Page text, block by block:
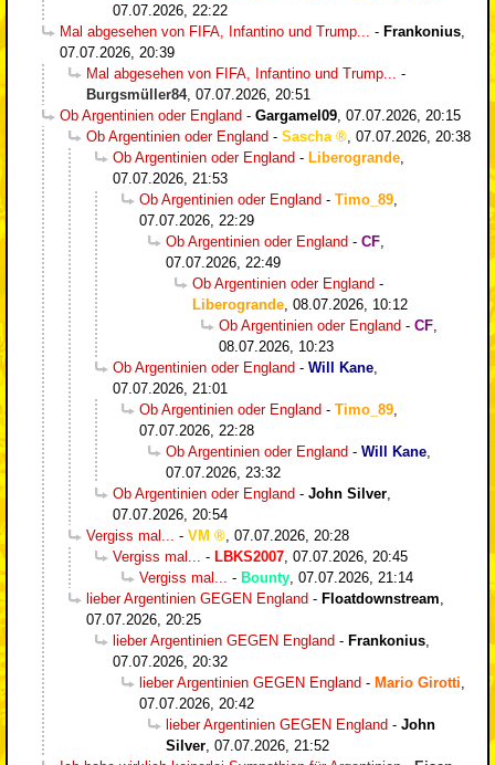
07.07.2026, 22:22
Mal abgesehen von FIFA, Infantino und Trump...
- Frankonius
07.07.2026, 20:39
Mal abgesehen von FIFA, Infantino und Trump...
-
Burgsmüller84, 07.07.2026, 20:51
Ob Argentinien oder England - Gargamel09 07.07.2026, 20:15
Ob Argentinien oder England - Sascha
07.07.2026, 20:38
Ob Argentinien oder England - Liberogrande
07.07.2026, 21:53
Ob Argentinien oder England - Timo_89
07.07.2026, 22:29
Ob Argentinien oder England - CF
07.07.2026, 22:49
Ob Argentinien oder England -
Liberogrande 08.07.2026, 10:12
Ob Argentinien oder England - CF
08.07.2026, 10:23
Ob Argentinien oder England - Will Kane
07.07.2026, 21:01
Ob Argentinien oder England - Timo_89
07.07.2026, 22:28
Ob Argentinien oder England - Will Kane
07.07.2026, 23:32
Ob Argentinien oder England - John Silver
07.07.2026, 20:54
Vergiss mal...
- VM
07.07.2026, 20:28
Vergiss mal...
- LBKS2007 07.07.2026, 20:45
Vergiss mal...
- Bounty 07.07.2026, 21:14
lieber Argentinien GEGEN England - Floatdownstream
07.07.2026, 20:25
lieber Argentinien GEGEN England - Frankonius
07.07.2026, 20:32
lieber Argentinien GEGEN England - Mario Girotti
07.07.2026, 20:42
lieber Argentinien GEGEN England - John
Silver 07.07.2026, 21:52